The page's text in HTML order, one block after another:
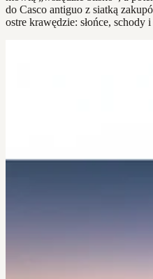
do Casco antiguo z siatką
ostre krawędzie: słońce,